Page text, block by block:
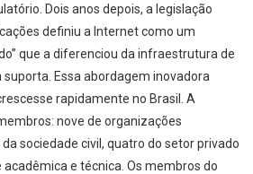
Dois anos depois, a legislação
definiu a Internet como um
que a diferenciou da infraestrutura de
Essa abordagem inovadora
rapidamente no Brasil. A
nove de organizações
sociedade civil, quatro do setor privado
e técnica. Os membros do